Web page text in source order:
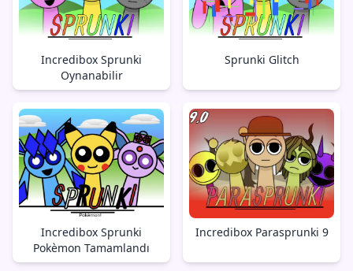
Incredibox Sprunki
Oynanabilir
Sprunki Glitch
Incredibox Sprunki
Pokèmon Tamamlandı
Incredibox Parasprunki 9